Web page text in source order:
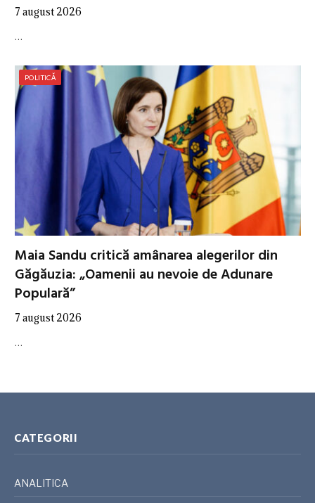
7 august 2026
…
POLITICĂ
Maia Sandu critică amânarea alegerilor din
Găgăuzia: „Oamenii au nevoie de Adunare
Populară”
7 august 2026
…
CATEGORII
ANALITICA